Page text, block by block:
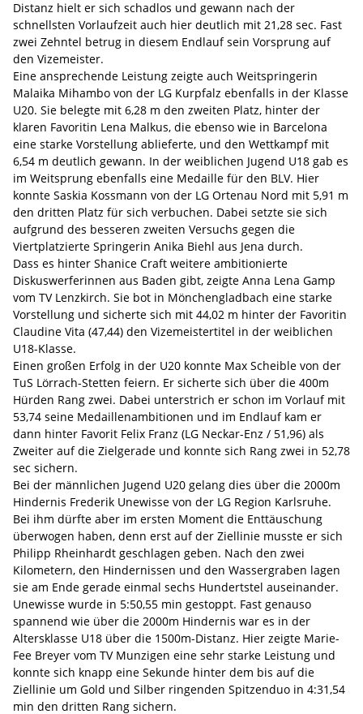
Distanz hielt er sich schadlos und gewann nach der
schnellsten Vorlaufzeit auch hier deutlich mit 21,28 sec. Fast
zwei Zehntel betrug in diesem Endlauf sein Vorsprung auf
den Vizemeister.
Eine ansprechende Leistung zeigte auch Weitspringerin
Malaika Mihambo von der LG Kurpfalz ebenfalls in der Klasse
U20. Sie belegte mit 6,28 m den zweiten Platz, hinter der
klaren Favoritin Lena Malkus, die ebenso wie in Barcelona
eine starke Vorstellung ablieferte, und den Wettkampf mit
6,54 m deutlich gewann. In der weiblichen Jugend U18 gab es
im Weitsprung ebenfalls eine Medaille für den BLV. Hier
konnte Saskia Kossmann von der LG Ortenau Nord mit 5,91 m
den dritten Platz für sich verbuchen. Dabei setzte sie sich
aufgrund des besseren zweiten Versuchs gegen die
Viertplatzierte Springerin Anika Biehl aus Jena durch.
Dass es hinter Shanice Craft weitere ambitionierte
Diskuswerferinnen aus Baden gibt, zeigte Anna Lena Gamp
vom TV Lenzkirch. Sie bot in Mönchengladbach eine starke
Vorstellung und sicherte sich mit 44,02 m hinter der Favoritin
Claudine Vita (47,44) den Vizemeistertitel in der weiblichen
U18-Klasse.
Einen großen Erfolg in der U20 konnte Max Scheible von der
TuS Lörrach-Stetten feiern. Er sicherte sich über die 400m
Hürden Rang zwei. Dabei unterstrich er schon im Vorlauf mit
53,74 seine Medaillenambitionen und im Endlauf kam er
dann hinter Favorit Felix Franz (LG Neckar-Enz / 51,96) als
Zweiter auf die Zielgerade und konnte sich Rang zwei in 52,78
sec sichern.
Bei der männlichen Jugend U20 gelang dies über die 2000m
Hindernis Frederik Unewisse von der LG Region Karlsruhe.
Bei ihm dürfte aber im ersten Moment die Enttäuschung
überwogen haben, denn erst auf der Ziellinie musste er sich
Philipp Rheinhardt geschlagen geben. Nach den zwei
Kilometern, den Hindernissen und den Wassergraben lagen
sie am Ende gerade einmal sechs Hundertstel auseinander.
Unewisse wurde in 5:50,55 min gestoppt. Fast genauso
spannend wie über die 2000m Hindernis war es in der
Altersklasse U18 über die 1500m-Distanz. Hier zeigte Marie-
Fee Breyer vom TV Munzigen eine sehr starke Leistung und
konnte sich knapp eine Sekunde hinter dem bis auf die
Ziellinie um Gold und Silber ringenden Spitzenduo in 4:31,54
min den dritten Rang sichern.